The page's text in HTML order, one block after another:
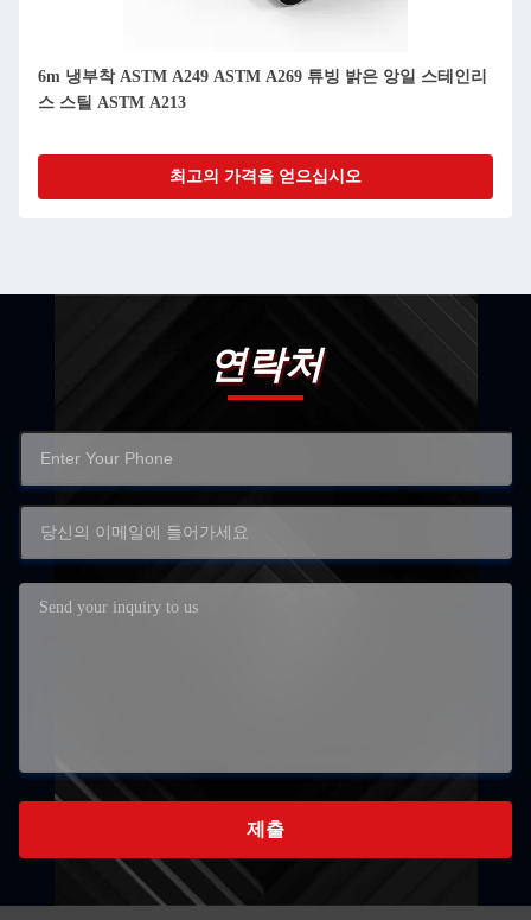
6m 냉부착 ASTM A249 ASTM A269 튜빙 밝은 앙일 스테인리
스 스틸 ASTM A213
최고의 가격을 얻으십시오
연락처
제출